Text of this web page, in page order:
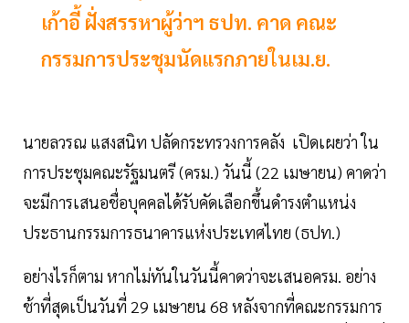
เก้าอี้ ฝั่งสรรหาผู้ว่าฯ ธปท. คาด คณะ
กรรมการประชุมนัดแรกภายในเม.ย.
นายลวรณ แสงสนิท ปลัดกระทรวงการคลัง เปิดเผยว่า ใน
การประชุมคณะรัฐมนตรี (ครม.) วันนี้ (22 เมษายน) คาดว่า
จะมีการเสนอชื่อบุคคลได้รับคัดเลือกขึ้นดำรงตำแหน่ง
ประธานกรรมการธนาคารแห่งประเทศไทย (ธปท.)
อย่างไรก็ตาม หากไม่ทันในวันนี้คาดว่าจะเสนอครม. อย่าง
ช้าที่สุดเป็นวันที่ 29 เมษายน 68 หลังจากที่คณะกรรมการ